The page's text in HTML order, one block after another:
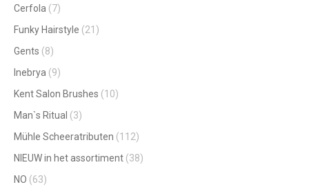
Cerfola (7)
Funky Hairstyle (21)
Gents (8)
Inebrya (9)
Kent Salon Brushes (10)
Man`s Ritual (3)
Mühle Scheeratributen (112)
NIEUW in het assortiment (38)
NO (63)